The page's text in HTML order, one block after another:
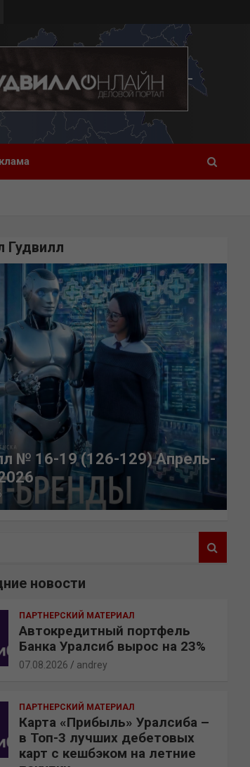
Гудвилл
№ 16-19 (126-129) Апрель-
новости
ПАРТНЕРСКИЙ МАТЕРИАЛ
Автокредитный портфель
Банка Уралсиб вырос на 23%
07.08.2026 andrey
ПАРТНЕРСКИЙ МАТЕРИАЛ
Карта «Прибыль» Уралсиба –
в Топ-3 лучших дебетовых
карт с кешбэком на летние